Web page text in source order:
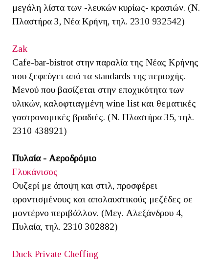
μεγάλη λίστα των -λευκών κυρίως- κρασιών. (Ν.
Πλαστήρα 3, Νέα Κρήνη, τηλ. 2310 932542)
Zak
Cafe-bar-bistrot στην παραλία της Νέας Κρήνης
που ξεφεύγει από τα standards της περιοχής.
Μενού που βασίζεται στην εποχικότητα των
υλικών, καλοφτιαγμένη wine list και θεματικές
γαστρονομικές βραδιές. (Ν. Πλαστήρα 35, τηλ.
2310 438921)
Πυλαία - Αεροδρόμιο
Γλυκάνισος
Ουζερί με άποψη και στιλ, προσφέρει
φροντισμένους και απολαυστικούς μεζέδες σε
μοντέρνο περιβάλλον. (Μεγ. Αλεξάνδρου 4,
Πυλαία, τηλ. 2310 302882)
Duck Private Cheffing